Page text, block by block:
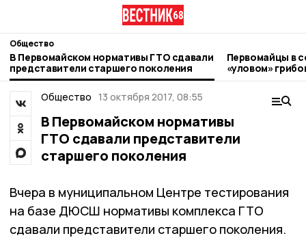
Общество
В Первомайском нормативы ГТО сдавали
представители старшего поколения
Первомайцы в
«уловом»
Общество 13 октября 2017, 08:55
В Первомайском нормативы
ГТО сдавали представители
старшего поколения
Вчера в муниципальном Центре тестирования
на базе ДЮСШ нормативы комплекса ГТО
сдавали представители старшего поколения.